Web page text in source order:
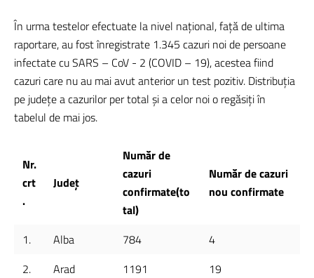
În urma testelor efectuate la nivel național, față de ultima
raportare, au fost înregistrate 1.345 cazuri noi de persoane
infectate cu SARS – CoV - 2 (COVID – 19), acestea fiind
cazuri care nu au mai avut anterior un test pozitiv. Distribuția
pe județe a cazurilor per total și a celor noi o regăsiți în
tabelul de mai jos.
Nr.
crt
.
Județ
Număr de
cazuri
confirmate(to
tal)
Număr de cazuri
nou confirmate
1. Alba 784
4
2.
Arad 1191
19